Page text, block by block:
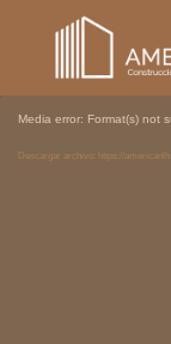
Media error: Format(s) not
Descargar archivo: https://